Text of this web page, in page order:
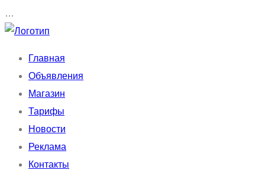
…
Главная
Объявления
Магазин
Тарифы
Новости
Реклама
Контакты